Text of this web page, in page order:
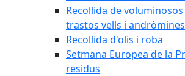
Recollida de
trastos vells i andròmines
Recollida d'olis i roba
Setmana Europea de la
residus